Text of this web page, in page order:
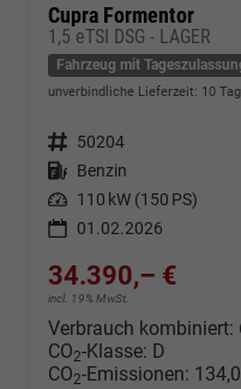
Cupra Formentor
1,5 eTSI DSG - LAGER
Fahrzeug mit
unverbindliche Lieferzeit: 10
Fahrzeugnr. 50204
Kraftstoff Benzin
Leistung 110 kW (150 PS)
01.02.2026
34.390,– €
incl. 19% MwSt.
Verbrauch kombiniert:
CO2-Klasse: D
CO2-Emissionen: